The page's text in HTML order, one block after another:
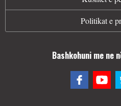
Politikat e
Bashkohuni me ne